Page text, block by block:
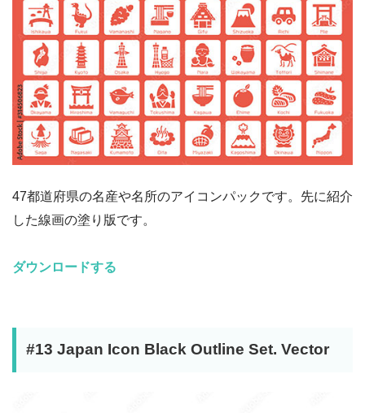
47都道府県の名産や名所のアイコンパックです。先に紹介
した線画の塗り版です。
ダウンロードする
#13 Japan Icon Black Outline Set. Vector